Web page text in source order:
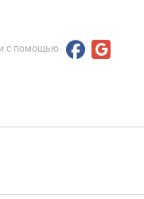
с помощью